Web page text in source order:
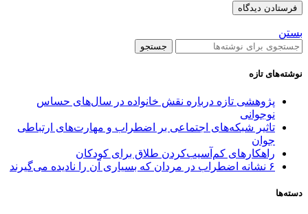
بستن
جستجو
نوشته‌های تازه
پژوهشی تازه درباره نقش خانواده در سال‌های حساس
نوجوانی
تاثیر شبکه‌های اجتماعی بر اضطراب و مهارت‌های ارتباطی
جوان
راهکارهای کم‌آسیب‌کردن طلاق برای کودکان
۶ نشانه اضطراب در مردان که بسیاری آن را نادیده می‌گیرند
دسته‌ها